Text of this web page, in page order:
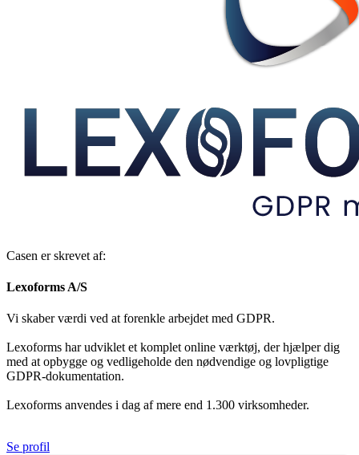
Casen er skrevet af:
Lexoforms A/S
Vi skaber værdi ved at forenkle arbejdet med GDPR.
Lexoforms har udviklet et komplet online værktøj, der hjælper dig
med at opbygge og vedligeholde den nødvendige og lovpligtige
GDPR-dokumentation.
Lexoforms anvendes i dag af mere end 1.300 virksomheder.
Se profil